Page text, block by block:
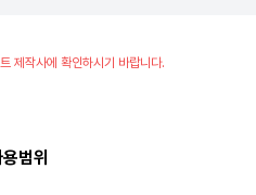
제작사에 확인하시기 바랍니다.
범위